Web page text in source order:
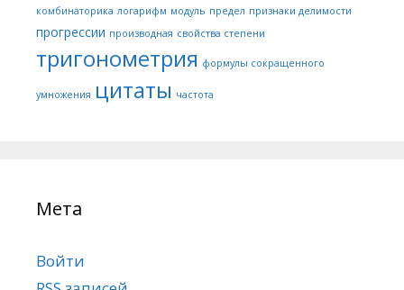
комбинаторика логарифм модуль предел признаки делимости
прогрессии производная свойства степени
тригонометрия формулы сокращенного
умножения цитаты частота
Мета
Войти